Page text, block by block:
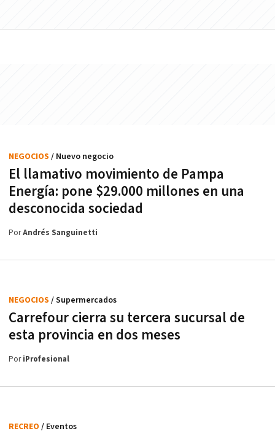
El llamativo movimiento de Pampa
Energía: pone $29.000 millones en una
desconocida sociedad
NEGOCIOS / Nuevo negocio
PorAndrés Sanguinetti
Carrefour cierra su tercera sucursal de
esta provincia en dos meses
NEGOCIOS / Supermercados
PoriProfesional
RECREO / Eventos